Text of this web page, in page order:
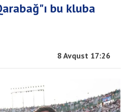
bu kluba
8 Avqust 17:26